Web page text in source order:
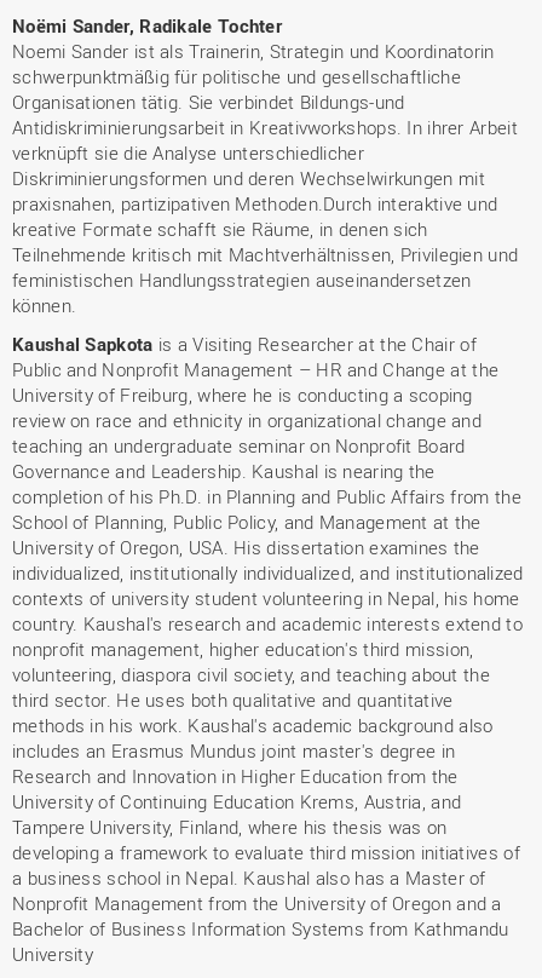
Noëmi Sander, Radikale Tochter
Noemi Sander ist als Trainerin, Strategin und Koordinatorin
schwerpunktmäßig für politische und gesellschaftliche
Organisationen tätig. Sie verbindet Bildungs-und
Antidiskriminierungsarbeit in Kreativworkshops. In ihrer Arbeit
verknüpft sie die Analyse unterschiedlicher
Diskriminierungsformen und deren Wechselwirkungen mit
praxisnahen, partizipativen Methoden.Durch interaktive und
kreative Formate schafft sie Räume, in denen sich
Teilnehmende kritisch mit Machtverhältnissen, Privilegien und
feministischen Handlungsstrategien auseinandersetzen
können.
Kaushal Sapkota is a Visiting Researcher at the Chair of
Public and Nonprofit Management – ​​HR and Change at the
University of Freiburg, where he is conducting a scoping
review on race and ethnicity in organizational change and
teaching an undergraduate seminar on Nonprofit Board
Governance and Leadership. Kaushal is nearing the
completion of his Ph.D. in Planning and Public Affairs from the
School of Planning, Public Policy, and Management at the
University of Oregon, USA. His dissertation examines the
individualized, institutionally individualized, and institutionalized
contexts of university student volunteering in Nepal, his home
country. Kaushal's research and academic interests extend to
nonprofit management, higher education's third mission,
volunteering, diaspora civil society, and teaching about the
third sector. He uses both qualitative and quantitative
methods in his work. Kaushal's academic background also
includes an Erasmus Mundus joint master's degree in
Research and Innovation in Higher Education from the
University of Continuing Education Krems, Austria, and
Tampere University, Finland, where his thesis was on
developing a framework to evaluate third mission initiatives of
a business school in Nepal. Kaushal also has a Master of
Nonprofit Management from the University of Oregon and a
Bachelor of Business Information Systems from Kathmandu
University